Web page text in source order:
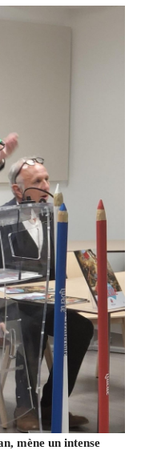
mène un intense